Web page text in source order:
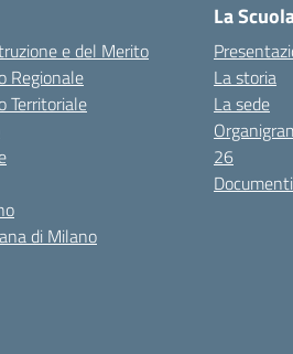
e del Merito
Regionale
Territoriale
di Milano
La
La storia
La sede
26